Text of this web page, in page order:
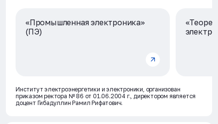
«Промышленная электроника»
(ПЭ)
Институт электроэнергетики и электроники, организован
приказом ректора № 86 от 01.06.2004 г., директором является
доцент Гибадуллин Рамил Рифатович.